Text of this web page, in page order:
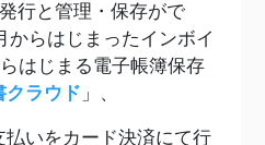
行と管理・保存がで
からはじまったインボイ
はじまる電子帳簿保存
クラウド 」、
いをカード決済にて行